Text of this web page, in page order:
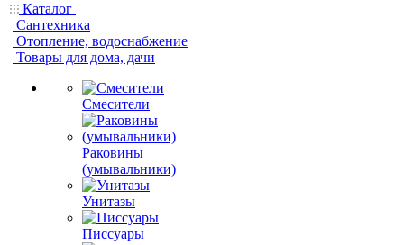
Каталог
Сантехника
Отопление, водоснабжение
Товары для дома, дачи
Смесители
Раковины
(умывальники)
Унитазы
Писсуары